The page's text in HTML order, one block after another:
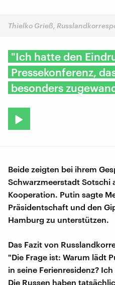
Thielko Grieß,
"Ich hatte den
Pressekonferenz,
besonders
Beide zeigten bei ihrem
Schwarzmeerstadt Sotschi
Kooperation. Putin sagte
Präsidentschaft und den
Hamburg zu unterstützen.
Das Fazit von
"Die Frage ist: Warum lädt
in seine Ferienresidenz?
Die Russen haben